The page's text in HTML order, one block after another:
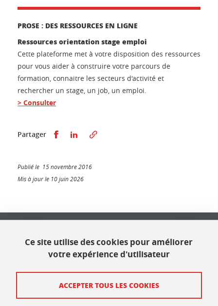
PROSE : DES RESSOURCES EN LIGNE
Ressources orientation stage emploi
Cette plateforme met à votre disposition des ressources
pour vous aider à construire votre parcours de
formation, connaitre les secteurs d'activité et
rechercher un stage, un job, un emploi.
> Consulter
Partager Partager sur Facebook
Partager sur LinkedIn
Publié le 15 novembre 2016
Mis à jour le 10 juin 2026
621 avenue Centrale
38400 Saint Martin d'Hères
Plan du site
Ce site utilise des cookies pour améliorer
votre expérience d'utilisateur
ACCEPTER TOUS LES COOKIES